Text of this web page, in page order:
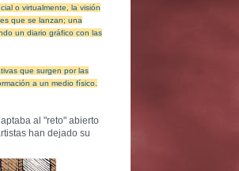
o virtualmente, la visión
que se lanzan; una
un diario gráfico con las
que surgen por las
a un medio físico.
al "reto" abierto
han dejado su